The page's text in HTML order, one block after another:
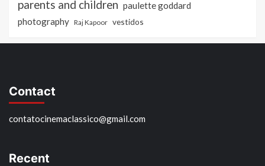
parents and children paulette goddard
photography Raj Kapoor vestidos
Contact
contatocinemaclassico@gmail.com
Recent